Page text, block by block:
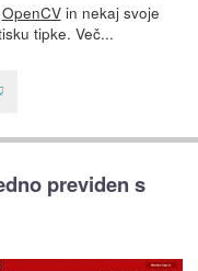
OpenCVin nekaj svoje
tipke. Več...
previden s